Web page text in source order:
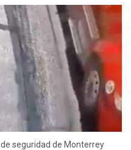
seguridad de Monterrey